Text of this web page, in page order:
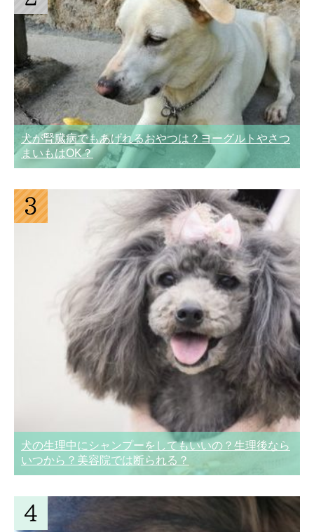
犬が腎臓病でもあげれるおやつは？ヨーグルトやさつ
まいもはOK？
犬の生理中にシャンプーをしてもいいの？生理後なら
いつから？美容院では断られる？